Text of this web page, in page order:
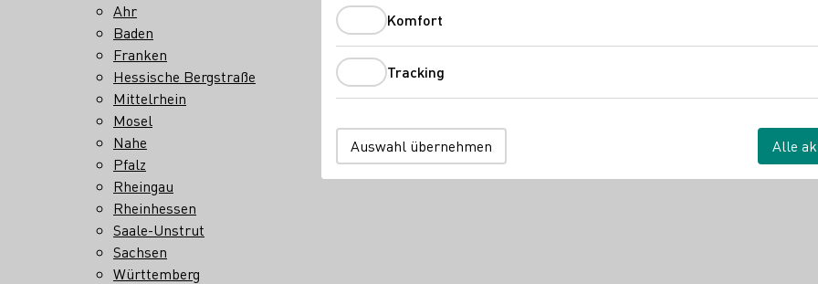
Ahr
Baden
Franken
Hessische Bergstraße
Mittelrhein
Mosel
Nahe
Pfalz
Rheingau
Rheinhessen
Saale-Unstrut
Sachsen
Württemberg
Komfort
Tracking
Auswahl übernehmen Alle